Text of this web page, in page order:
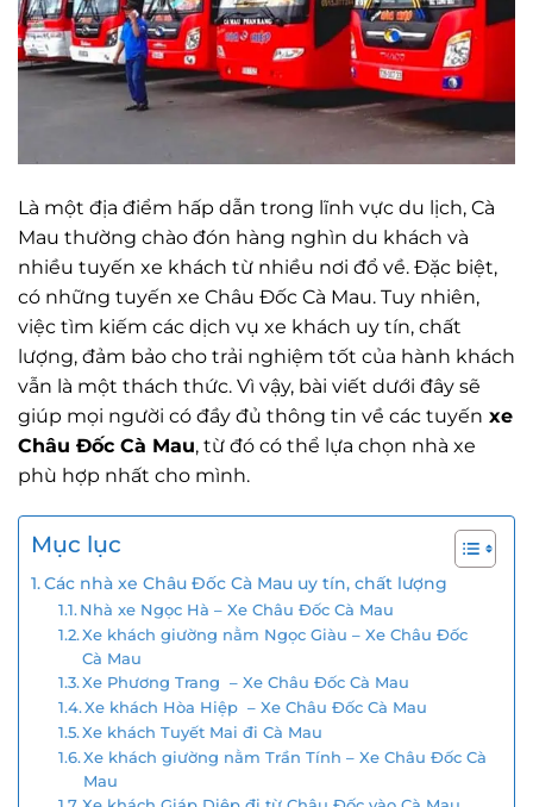
Là một địa điểm hấp dẫn trong lĩnh vực du lịch, Cà
Mau thường chào đón hàng nghìn du khách và
nhiều tuyến xe khách từ nhiều nơi đổ về. Đặc biệt,
có những tuyến xe Châu Đốc Cà Mau. Tuy nhiên,
việc tìm kiếm các dịch vụ xe khách uy tín, chất
lượng, đảm bảo cho trải nghiệm tốt của hành khách
vẫn là một thách thức. Vì vậy, bài viết dưới đây sẽ
giúp mọi người có đầy đủ thông tin về các tuyến xe
Châu Đốc Cà Mau, từ đó có thể lựa chọn nhà xe
phù hợp nhất cho mình.
Mục lục
Các nhà xe Châu Đốc Cà Mau uy tín, chất lượng
Nhà xe Ngọc Hà – Xe Châu Đốc Cà Mau
Xe khách giường nằm Ngọc Giàu – Xe Châu Đốc
Cà Mau
Xe Phương Trang – Xe Châu Đốc Cà Mau
Xe khách Hòa Hiệp – Xe Châu Đốc Cà Mau
Xe khách Tuyết Mai đi Cà Mau
Xe khách giường nằm Trần Tính – Xe Châu Đốc Cà
Mau